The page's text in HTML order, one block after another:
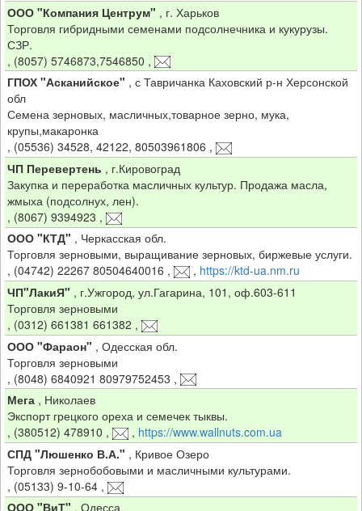
ООО "Компания Центрум" , г. Харьков
Торговля гибридными семенами подсолнечника и кукурузы.
СЗР.
, (8057) 5746873,7546850 ,
ГПОХ "Асканийское" , с Тавричанка Каховский р-н Херсонской
обл
Семена зерновых, масличных,товарное зерно, мука,
крупы,макаронка
, (05536) 34528, 42122, 80503961806 ,
ЧП Перевертень , г.Кировоград
Закупка и переработка масличных культур. Продажа масла,
жмыха (подсолнух, лен).
, (8067) 9394923 ,
ООО "КТД" , Черкасская обл.
Торговля зерновыми, выращивание зерновых, биржевые услуги.
, (04742) 22267 80504640016 , , https://ktd-ua.nm.ru
ЧП"ЛакиЯ" , г.Ужгород, ул.Гагарина, 101, оф.603-611
Торговля зерновыми
, (0312) 661381 661382 ,
ООО "Фараон" , Одесская обл.
Торговля зерновыми
, (8048) 6840921 80979752453 ,
Мега, Николаев
Экспорт грецкого ореха и семечек тыквы.
, (380512) 478910 , , https://www.wallnuts.com.ua
СПД "Люшенко В.А." , Кривое Озеро
Торговля зернобобовыми и масличными культурами.
, (05133) 9-10-64,
ООО "ВиТ" , Одесса